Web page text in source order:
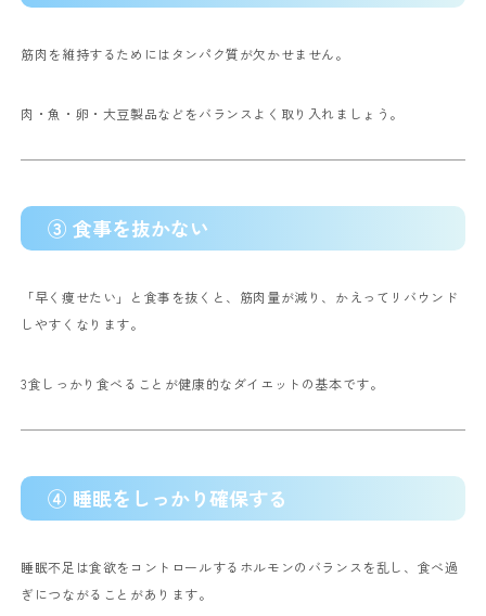
筋肉を維持するためにはタンパク質が欠かせません。
肉・魚・卵・大豆製品などをバランスよく取り入れましょう。
③ 食事を抜かない
「早く痩せたい」と食事を抜くと、筋肉量が減り、かえってリバウンド
しやすくなります。
3食しっかり食べることが健康的なダイエットの基本です。
④ 睡眠をしっかり確保する
睡眠不足は食欲をコントロールするホルモンのバランスを乱し、食べ過
ぎにつながることがあります。